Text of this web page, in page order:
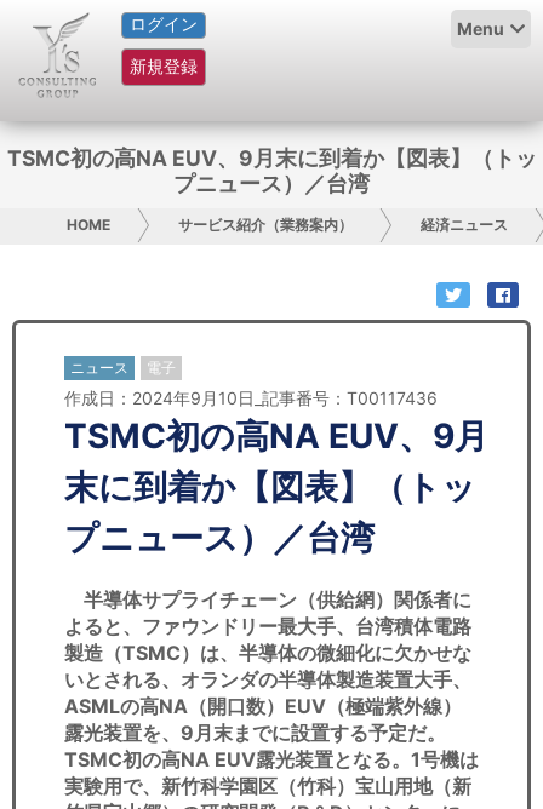
ログイン
新規登録
Menu
HOME
サービス紹介
コラム
お問い合わせ
日本人にPR
コンサルティング
リサーチ
セミナー
経済ニュース
労務顧問
ＩＴ
飲食店情報
TSMC初の高NA EUV、9月末に到着か【図表】（トッ
プニュース）／台湾
HOME サービス紹介（業務案内） 経済ニュース
ニュース 電子
作成日：2024年9月10日_記事番号：T00117436
TSMC初の高NA EUV、9月
末に到着か【図表】（トッ
プニュース）／台湾
半導体サプライチェーン（供給網）関係者に
よると、ファウンドリー最大手、台湾積体電路
製造（TSMC）は、半導体の微細化に欠かせな
いとされる、オランダの半導体製造装置大手、
ASMLの高NA（開口数）EUV（極端紫外線）
露光装置を、9月末までに設置する予定だ。
TSMC初の高NA EUV露光装置となる。1号機は
実験用で、新竹科学園区（竹科）宝山用地（新